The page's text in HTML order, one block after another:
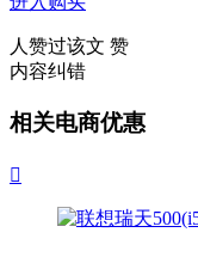
人赞过该文 赞
内容纠错
相关电商优惠
